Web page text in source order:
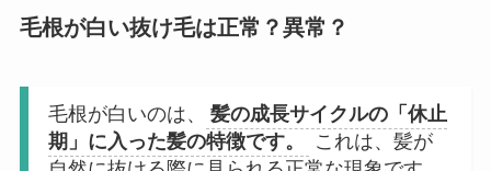
毛根が白い抜け毛は正常？異常？
毛根が白いのは、
髪の成長サイクルの「休止
期」に入った髪の特徴です。
これは、髪が